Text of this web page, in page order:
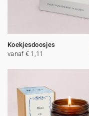
Koekjesdoosjes
vanaf € 1,11